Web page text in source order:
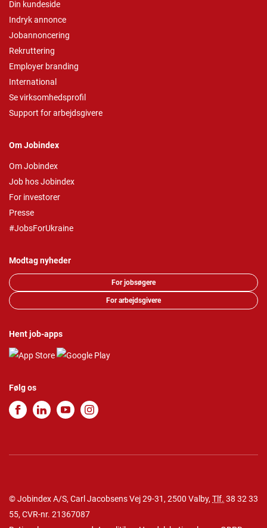
Din kundeside
Indryk annonce
Jobannoncering
Rekruttering
Employer branding
International
Se virksomhedsprofil
Support for arbejdsgivere
Om Jobindex
Om Jobindex
Job hos Jobindex
For investorer
Presse
#JobsForUkraine
Modtag nyheder
For jobsøgere
For arbejdsgivere
Hent job-apps
Følg os
© Jobindex A/S, Carl Jacobsens Vej 29-31, 2500 Valby, Tlf. 38 32 33
55, CVR-nr. 21367087